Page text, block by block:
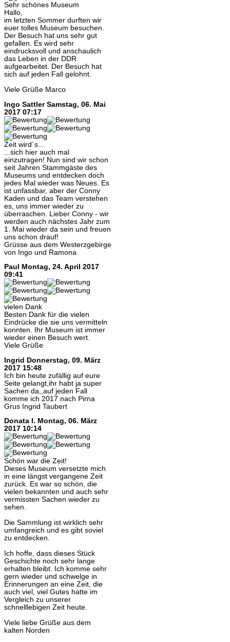
Sehr schönes Museum
Hallo,
im letzten Sommer durften wir
euer tolles Museum besuchen.
Der Besuch hat uns sehr gut
gefallen. Es wird sehr
eindrucksvoll und anschaulich
das Leben in der DDR
aufgearbeitet. Der Besuch hat
sich auf jeden Fall gelohnt.
Viele Grüße Marco
Ingo Sattler Samstag, 06. Mai
2017 07:17
Zeit wird´s...
...sich hier auch mal
einzutragen! Nun sind wir schon
seit Jahren Stammgäste des
Museums und entdecken doch
jedes Mal wieder was Neues. Es
ist unfassbar, aber der Conny
Kaden und das Team verstehen
es, uns immer wieder zu
überraschen. Lieber Conny - wir
werden auch nächstes Jahr zum
1. Mai wieder da sein und freuen
uns schon drauf!
Grüsse aus dem Westerzgebirge
von Ingo und Ramona
Paul
Montag, 24. April 2017
09:41
vielen Dank
Besten Dank für die vielen
Eindrücke die sie uns vermitteln
konnten. Ihr Museum ist immer
wieder einen Besuch wert.
Viele Grüße
Ingrid Donnerstag, 09. März
2017 15:48
Ich bin heute zufällig auf eure
Seite gelangt,ihr habt ja super
Sachen da,,auf jeden Fall
komme ich 2017 nach Pirna
Grus Ingrid Taubert
Donata I. Montag, 06. März
2017 10:14
Schön war die Zeit!
Dieses Museum versetzte mich
in eine längst vergangene Zeit
zurück. Es war so schön, die
vielen bekannten und auch sehr
vermissten Sachen wieder zu
sehen.
Die Sammlung ist wirklich sehr
umfangreich und es gibt soviel
zu entdecken.
Ich hoffe, dass dieses Stück
Geschichte noch sehr lange
erhalten bleibt. Ich komme sehr
gern wieder und schwelge in
Erinnerungen an eine Zeit, die
auch viel, viel Gutes hatte im
Vergleich zu unserer
schnelllebigen Zeit heute.
Viele liebe Grüße aus dem
kalten Norden